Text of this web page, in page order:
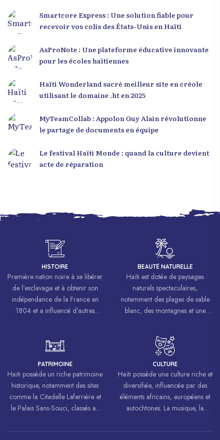
Smartcore Express : Une solution fiable pour
recevoir vos colis des États-Unis en Haïti
AsProNote : Une plateforme éducative innovante
pour les écoles haïtiennes
Haïti Wonderland sacré meilleur site en créole
utilisant le domaine .ht en 2025
MyTeamCollab : Appolon Guy Alain révolutionne
le partage de documents en équipe
Le festival Haïti Monde : quand la culture devient
acte de réparation
HISTOIRE
Première nation noire à se libérer
de l’esclavage et à obtenir son
indépendance de la France en
1804 et a influencé d’autres
luttes pour la liberté et l’égalité.
BEAUTÉ NATURELLE
Haïti est dotée de paysages
naturels spectaculaires,
notamment des plages de sable
blanc, des montagnes et une
PATRIMOINE
Haïti possède un riche patrimoine
historique, notamment des sites
comme la Citadelle Laferrière et
le Palais Sans-Souci, classés au
l’UNESCO.
CULTURE
Haïti possède une culture riche et
diversifiée, influencée par des
éléments africains, européens et
autochtones. La musique, la
sont célébrés à travers le monde.